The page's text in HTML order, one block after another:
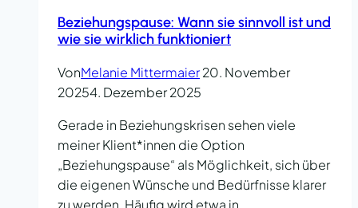
Beziehungspause: Wann sie sinnvoll ist und
wie sie wirklich funktioniert
VonMelanie Mittermaier20. November
20254. Dezember 2025
Gerade in Beziehungskrisen sehen viele
meiner Klient*innen die Option
„Beziehungspause“ als Möglichkeit, sich über
die eigenen Wünsche und Bedürfnisse klarer